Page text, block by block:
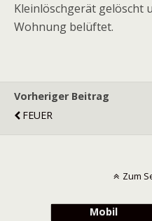
Kleinlöschgerät gelöscht
Wohnung belüftet.
Vorheriger Beitrag
FEUER
Zum
Mobil